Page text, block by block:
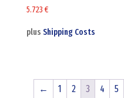
5.723 €
plus Shipping Costs
← 1 2 3 4 5